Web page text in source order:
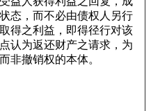
态，而不必由债权人另行
得之利益，即得径行对该
认为返还财产之请求，为
非撤销权的本体。